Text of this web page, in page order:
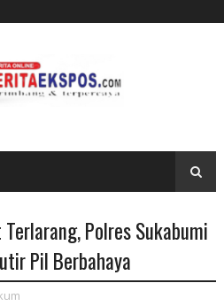
Polres Sukabumi
Pil Berbahaya